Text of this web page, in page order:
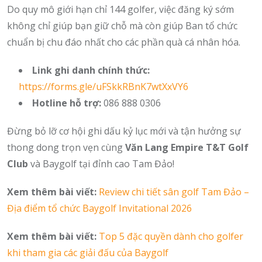
Do quy mô giới hạn chỉ 144 golfer, việc đăng ký sớm
không chỉ giúp bạn giữ chỗ mà còn giúp Ban tổ chức
chuẩn bị chu đáo nhất cho các phần quà cá nhân hóa.
Link ghi danh chính thức:
https://forms.gle/uFSkkRBnK7wtXxVY6
Hotline hỗ trợ:086 888 0306
Đừng bỏ lỡ cơ hội ghi dấu kỷ lục mới và tận hưởng sự
thong dong trọn vẹn cùngVăn Lang Empire T&T Golf
Club và Baygolf tại đỉnh cao Tam Đảo!
Xem thêm bài viết: Review chi tiết sân golf Tam Đảo –
Địa điểm tổ chức Baygolf Invitational 2026
Xem thêm bài viết: Top 5 đặc quyền dành cho golfer
khi tham gia các giải đấu của Baygolf